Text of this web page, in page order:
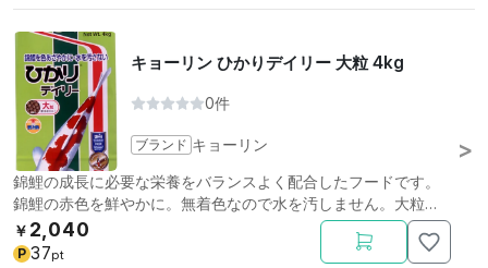
キョーリン ひかりデイリー 大粒 4kg
0件
ブランド キョーリン
錦鯉の成長に必要な栄養をバランスよく配合したフードです。
錦鯉の赤色を鮮やかに。無着色なので水を汚しません。大粒。
4kg。
￥ 2,040
P 37pt